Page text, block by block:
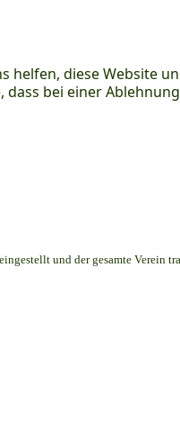
helfen, diese Website
dass bei einer
und der gesamte Verein